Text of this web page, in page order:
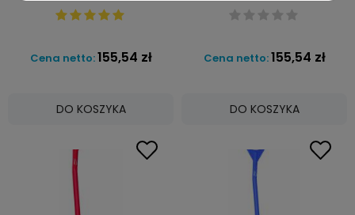
Cena netto:155,54 zł
DO KOSZYKA
Cena netto:155,54 zł
DO KOSZYKA